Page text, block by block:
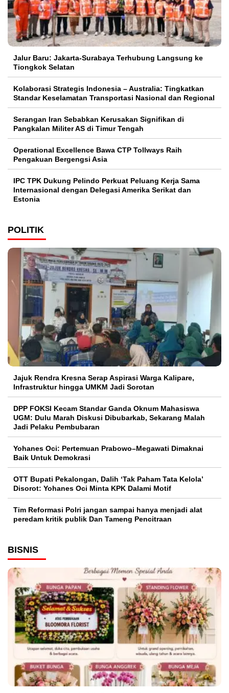
Jalur Baru: Jakarta-Surabaya Terhubung Langsung ke
Tiongkok Selatan
Kolaborasi Strategis Indonesia – Australia: Tingkatkan
Standar Keselamatan Transportasi Nasional dan Regional
Serangan Iran Sebabkan Kerusakan Signifikan di
Pangkalan Militer AS di Timur Tengah
Operational Excellence Bawa CTP Tollways Raih
Pengakuan Bergengsi Asia
IPC TPK Dukung Pelindo Perkuat Peluang Kerja Sama
Internasional dengan Delegasi Amerika Serikat dan
Estonia
POLITIK
Jajuk Rendra Kresna Serap Aspirasi Warga Kalipare,
Infrastruktur hingga UMKM Jadi Sorotan
DPP FOKSI Kecam Standar Ganda Oknum Mahasiswa
UGM: Dulu Marah Diskusi Dibubarkab, Sekarang Malah
Jadi Pelaku Pembubaran
Yohanes Oci: Pertemuan Prabowo–Megawati Dimaknai
Baik Untuk Demokrasi
OTT Bupati Pekalongan, Dalih ‘Tak Paham Tata Kelola’
Disorot: Yohanes Oci Minta KPK Dalami Motif
Tim Reformasi Polri jangan sampai hanya menjadi alat
peredam kritik publik Dan Tameng Pencitraan
BISNIS